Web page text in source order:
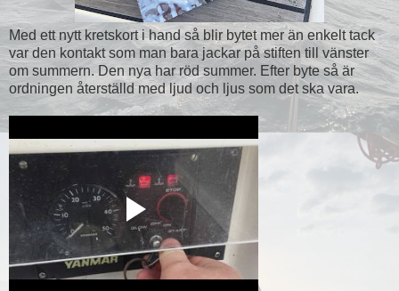
Med ett nytt kretskort i hand så blir bytet mer än enkelt tack
var den kontakt som man bara jackar på stiften till vänster
om summern. Den nya har röd summer. Efter byte så är
ordningen återställd med ljud och ljus som det ska vara.